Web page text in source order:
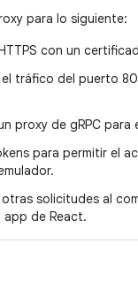
para lo siguiente:
con un
tráfico del puerto
proxy de gRPC para
para permitir el
solicitudes al
app de React.